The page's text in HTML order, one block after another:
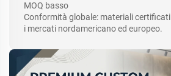
MOQ basso
Conformità globale: materiali
i mercati nordamericano ed europeo.